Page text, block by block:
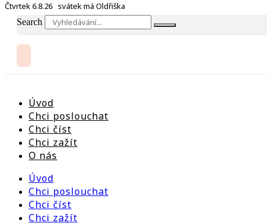
Čtvrtek 6.8.26 svátek má Oldřiška
Search
Úvod
Chci poslouchat
Chci číst
Chci zažít
O nás
Úvod
Chci poslouchat
Chci číst
Chci zažít